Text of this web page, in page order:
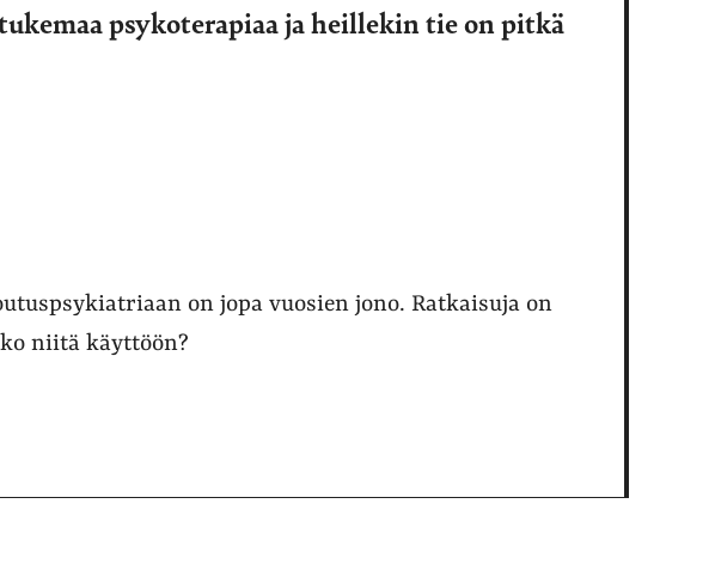
psykoterapiaa ja heillekin tie on pitkä
on jopa vuosien jono. Ratkaisuja on
niitä käyttöön?